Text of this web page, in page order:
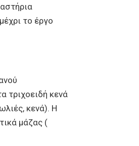
το έργο
τριχοειδή κενά
κενά). Η
μάζας (